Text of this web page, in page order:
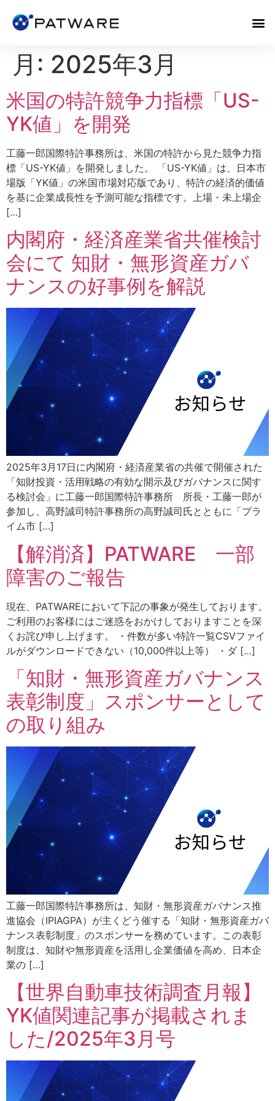
月: 2025年3月
米国の特許競争力指標「US-
YK値」を開発
工藤一郎国際特許事務所は、米国の特許から見た競争力指
標「US-YK値」を開発しました。 「US-YK値」は、日本市
場版「YK値」の米国市場対応版であり、特許の経済的価値
を基に企業成長性を予測可能な指標です。上場・未上場企
[…]
内閣府・経済産業省共催検討
会にて 知財・無形資産ガバ
ナンスの好事例を解説
2025年3月17日に内閣府・経済産業省の共催で開催された
「知財投資・活用戦略の有効な開示及びガバナンスに関す
る検討会」に工藤一郎国際特許事務所 所長・工藤一郎が
参加し、高野誠司特許事務所の高野誠司氏とともに「プラ
イム市 […]
【解消済】PATWARE 一部
障害のご報告
現在、PATWAREにおいて下記の事象が発生しております。
ご利用のお客様にはご迷惑をおかけしておりますことを深
くお詫び申し上げます。 ・件数が多い特許一覧CSVファイ
ルがダウンロードできない（10,000件以上等） ・ダ […]
「知財・無形資産ガバナンス
表彰制度」スポンサーとして
の取り組み
工藤一郎国際特許事務所は、知財・無形資産ガバナンス推
進協会（IPIAGPA）が主くどう催する「知財・無形資産ガバ
ナンス表彰制度」のスポンサーを務めています。この表彰
制度は、知財や無形資産を活用し企業価値を高め、日本企
業の […]
【世界自動車技術調査月報】
YK値関連記事が掲載されま
した/2025年3月号